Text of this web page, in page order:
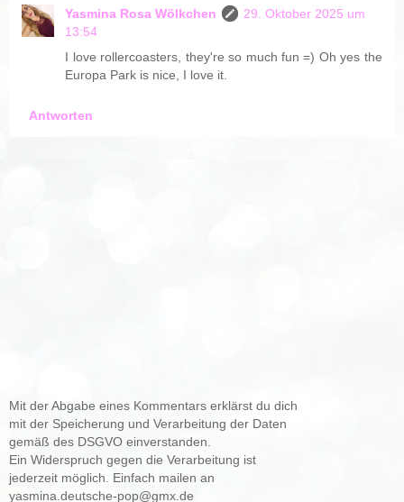
Yasmina Rosa Wölkchen
29. Oktober 2025 um
13:54
I love rollercoasters, they're so much fun =) Oh yes the
Europa Park is nice, I love it.
Antworten
Mit der Abgabe eines Kommentars erklärst du dich
mit der Speicherung und Verarbeitung der Daten
gemäß des DSGVO einverstanden.
Ein Widerspruch gegen die Verarbeitung ist
jederzeit möglich. Einfach mailen an
yasmina.deutsche-pop@gmx.de